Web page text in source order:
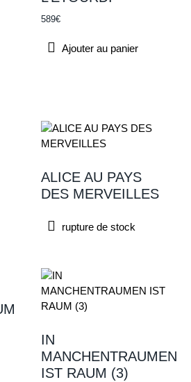
sur toile
589€
Ajouter au panier
ALICE AU PAYS
DES MERVEILLES
rupture de stock
IN
MANCHENTRAUMEN
IST RAUM (3)